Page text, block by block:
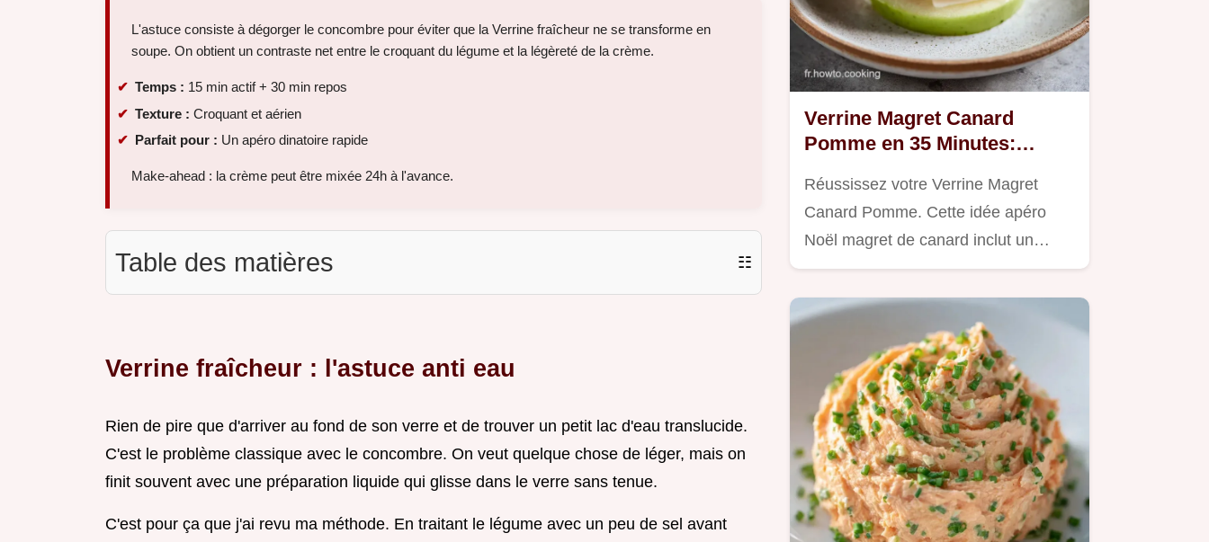
L'astuce consiste à dégorger le concombre pour éviter que la Verrine fraîcheur ne se transforme en
soupe. On obtient un contraste net entre le croquant du légume et la légèreté de la crème.
Temps : 15 min actif + 30 min repos
Texture : Croquant et aérien
Parfait pour : Un apéro dinatoire rapide
Make-ahead : la crème peut être mixée 24h à l'avance.
Table des matières ☷
Verrine fraîcheur : l'astuce anti eau
Rien de pire que d'arriver au fond de son verre et de trouver un petit lac d'eau translucide.
C'est le problème classique avec le concombre. On veut quelque chose de léger, mais on
finit souvent avec une préparation liquide qui glisse dans le verre sans tenue.
C'est pour ça que j'ai revu ma méthode. En traitant le légume avec un peu de sel avant
Verrine Magret Canard
Pomme en 35 Minutes:
Réussissez votre Verrine Magret
Canard Pomme. Cette idée apéro
Noël magret de canard inclut un…